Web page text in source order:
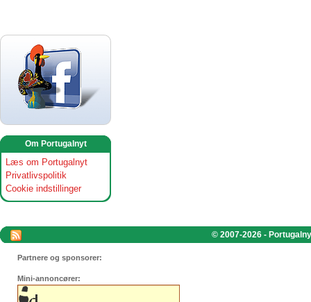
Om Portugalnyt
Læs om Portugalnyt
Privatlivspolitik
Cookie indstillinger
© 2007-2026 -
Partnere og sponsorer:
Mini-annoncører: